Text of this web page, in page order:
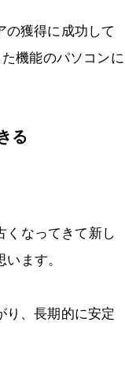
の獲得に成功して
機能のパソコンに
る
くなってきて新し
ます。
り、長期的に安定